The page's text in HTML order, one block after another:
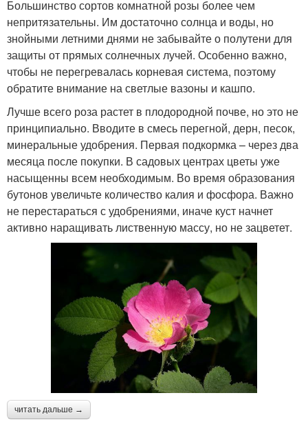
Большинство сортов комнатной розы более чем
непритязательны. Им достаточно солнца и воды, но
знойными летними днями не забывайте о полутени для
защиты от прямых солнечных лучей. Особенно важно,
чтобы не перегревалась корневая система, поэтому
обратите внимание на светлые вазоны и кашпо.
Лучше всего роза растет в плодородной почве, но это не
принципиально. Вводите в смесь перегной, дерн, песок,
минеральные удобрения. Первая подкормка – через два
месяца после покупки. В садовых центрах цветы уже
насыщенны всем необходимым. Во время образования
бутонов увеличьте количество калия и фосфора. Важно
не перестараться с удобрениями, иначе куст начнет
активно наращивать лиственную массу, но не зацветет.
читать дальше →